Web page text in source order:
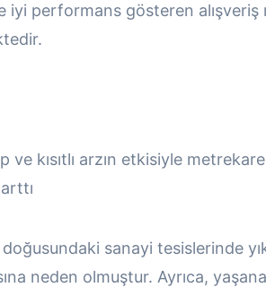
iyi performans gösteren
kısıtlı arzın etkisiyle
sanayi tesislerinde
neden olmuştur. Ayrıca,